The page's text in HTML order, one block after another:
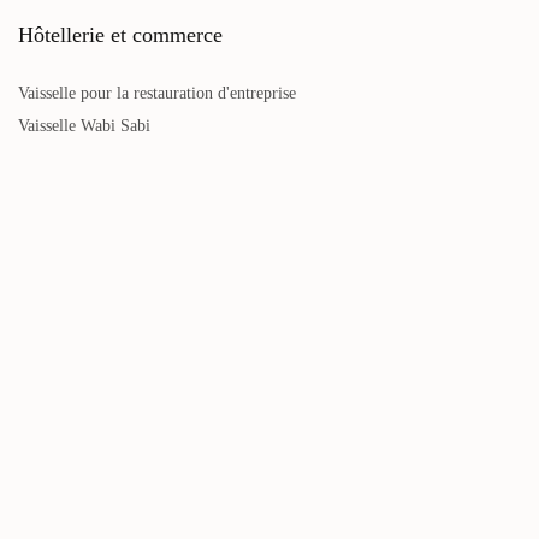
Hôtellerie et commerce
Vaisselle pour la restauration d'entreprise
Vaisselle Wabi Sabi